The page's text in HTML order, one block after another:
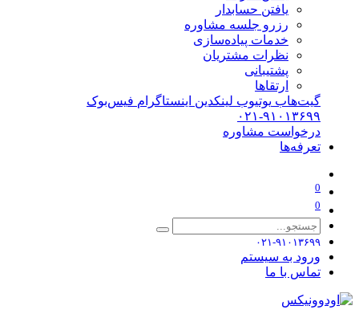
یافتن حسابدار
رزرو جلسه مشاوره
خدمات پیاده‌سازی
نظرات مشتریان
پشتیبانی
ارتقاها
گیت‌هاب یوتیوب لینکدین اینستاگرام فیس‌بوک
۰۲۱-۹۱۰۱۳۶۹۹
درخواست مشاوره
تعرفه‌ها
0
0
۰۲۱-۹۱۰۱۳۶۹۹
ورود به سیستم
تماس با ما